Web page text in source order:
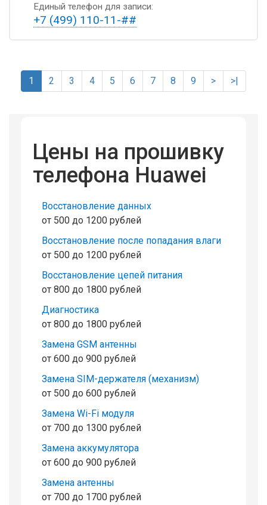
Единый телефон для записи:
+7 (499) 110-11-##
1 2 3 4 5 6 7 8 9 > >|
Цены на прошивку
телефона Huawei
Восстановление данных
от 500 до 1200 рублей
Восстановление после попадания влаги
от 500 до 1200 рублей
Восстановление цепей питания
от 800 до 1800 рублей
Диагностика
от 800 до 1800 рублей
Замена GSM антенны
от 600 до 900 рублей
Замена SIM-держателя (механизм)
от 500 до 600 рублей
Замена Wi-Fi модуля
от 700 до 1300 рублей
Замена аккумулятора
от 600 до 900 рублей
Замена антенны
от 700 до 1700 рублей